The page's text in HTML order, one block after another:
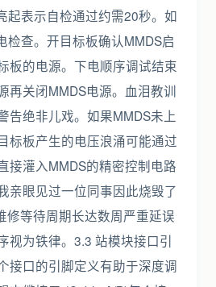
起表示自检通过约需20秒。如
检查。开目标板确认MMDS启
板的电源。下电顺序调试结束
再关闭MMDS电源。血泪教训
告绝非儿戏。如果MMDS未上
标板产生的电压浪涌可能通过
接灌入MMDS的精密控制电路
亲眼见过一位同事因此烧毁了
修等待周期长达数周严重延误
视为铁律。3.3 站模块接口引
接口的引脚定义有助于深度调